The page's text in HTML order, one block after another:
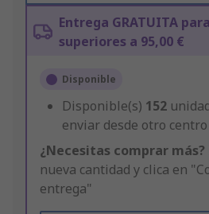
Entrega GRATUITA
superiores a 95,00 €
Disponible
Disponible(s) 152
enviar desde otro
¿Necesitas comprar más?
nueva cantidad y clica en
entrega"